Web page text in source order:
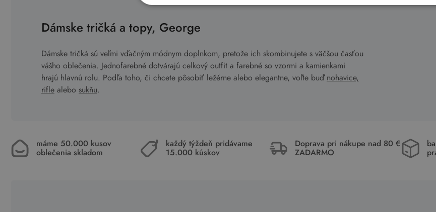
Dámske tričká a topy, George
Dámske tričká sú veľmi vďačným módnym doplnkom, pretože ich skombinujete s väčšou časťou
vášho oblečenia. Jednofarebné dotvárajú celkový outfit a farebné so vzormi a kamienkami
hrajú hlavnú rolu. Podľa toho, či chcete pôsobiť ležérne alebo elegantne, voľte buďnohavice,
rifle alebo sukňu.
máme 50.000 kusov
oblečenia skladom
každý týždeň pridávame
15.000 kúskov
Doprava pri nákupe nad 80 €
ZADARMO